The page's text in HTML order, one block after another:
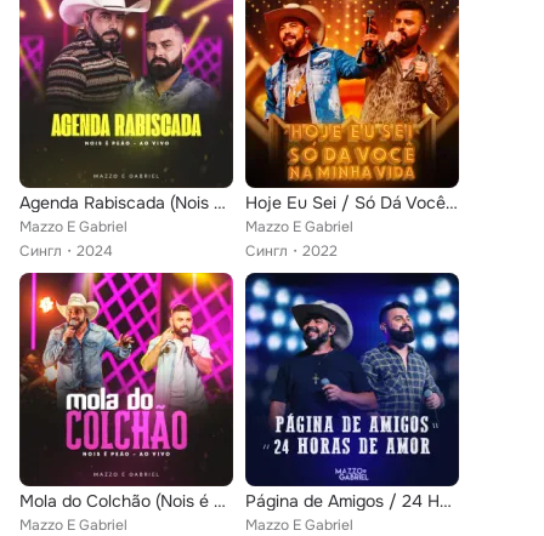
Agenda Rabiscada (Nois É Peão)
Mazzo E Gabriel
Сингл
2024
Hoje Eu Sei / Só Dá Você Na Minha Vida (Nois é Peão)
Mazzo E Gabriel
Сингл
2022
Mola do Colchão (Nois é Peão, Ao Vivo)
Mazzo E Gabriel
Página de Amigos / 24 Horas de Amor
Mazzo E Gabriel